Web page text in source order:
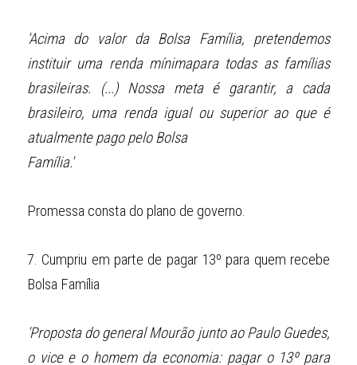
'Acima do valor da Bolsa Família, pretendemos
instituir uma renda mínimapara todas as famílias
brasileiras. (...) Nossa meta é garantir, a cada
brasileiro, uma renda igual ou superior ao que é
atualmente pago pelo Bolsa
Família.'
Promessa consta do plano de governo.
7. Cumpriu em parte de pagar 13º para quem recebe
Bolsa Família
'Proposta do general Mourão junto ao Paulo Guedes,
o vice e o homem da economia: pagar o 13º para